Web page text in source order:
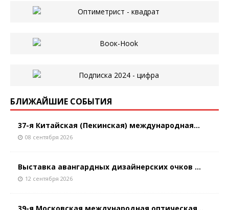
БЛИЖАЙШИЕ СОБЫТИЯ
37-я Китайская (Пекинская) международная...
08 сентября 2026
Выставка авангардных дизайнерских очков ...
12 сентября 2026